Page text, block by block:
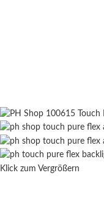
Klick zum Vergrößern